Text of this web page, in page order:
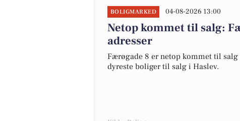
BOLIGMARKED 04-08-2026 13:00
Netop kommet til salg:
adresser
Færøgade 8 er netop kommet til
dyreste boliger til salg i Haslev.